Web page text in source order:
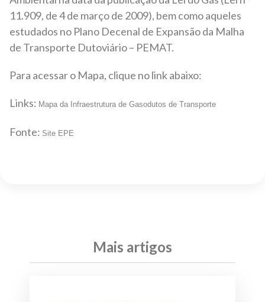
11.909, de 4 de março de 2009), bem como aqueles
estudados no Plano Decenal de Expansão da Malha
de Transporte Dutoviário – PEMAT.
Para acessar o Mapa, clique no link abaixo:
Links: Mapa da Infraestrutura de Gasodutos de Transporte
Fonte: Site EPE
Mais artigos